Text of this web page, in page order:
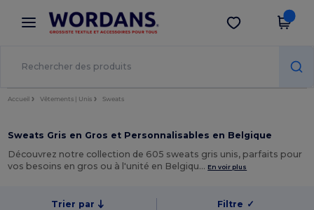
× Appli Wordans
Meilleurs prix sur l’app !
Obtenir l'appli
Accueil Vêtements | Unis Sweats
Sweats Gris en Gros et Personnalisables en Belgique
Découvrez notre collection de 605 sweats gris unis, parfaits pour
vos besoins en gros ou à l'unité en Belgiqu… En voir plus
Trier par Filtre ✓